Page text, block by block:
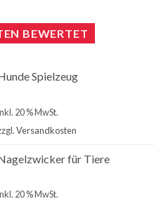
BEWERTET
Spielzeug
20 % MwSt.
Versandkosten
für Tiere
20 % MwSt.